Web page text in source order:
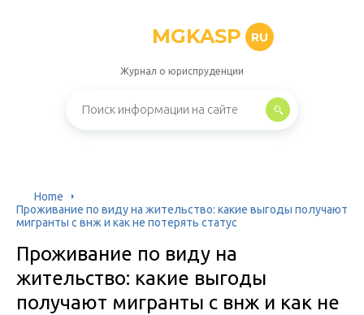
MGKASP RU
Журнал о юриспруденции
Home
Проживание по виду на жительство: какие выгоды получают
мигранты с внж и как не потерять статус
Проживание по виду на
жительство: какие выгоды
получают мигранты с внж и как не